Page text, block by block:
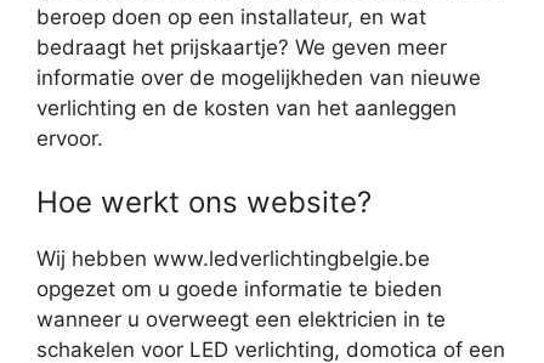
beroep doen op een installateur, en wat
bedraagt het prijskaartje? We geven meer
informatie over de mogelijkheden van nieuwe
verlichting en de kosten van het aanleggen
ervoor.
Hoe werkt ons website?
Wij hebben www.ledverlichtingbelgie.be
opgezet om u goede informatie te bieden
wanneer u overweegt een elektricien in te
schakelen voor LED verlichting, domotica of een